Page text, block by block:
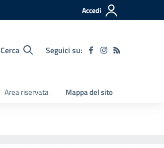
Accedi
Cerca Seguici su:
Area riservata Mappa del sito